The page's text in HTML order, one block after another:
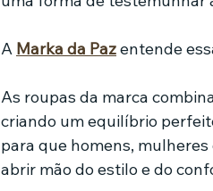
A Marka da Paz entende
As roupas da marca
criando um equilíbrio
para que homens,
abrir mão do estilo e do